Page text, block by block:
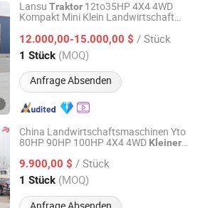
Lansu Traktor 12to35HP 4X4 4WD
Kompakt Mini Klein Landwirtschaft
Schmalrad Diesel CE Pto Frontlader
Landwirtschafts
12.000,00-15.000,00 $ / Stück
1 Stück (MOQ)
Anfrage Absenden
And Control Instrument Co.,
Seit 2021
China Landwirtschaftsmaschinen Yto
80HP 90HP 100HP 4X4 4WD Kleiner
niedrigem Preis zum Verkauf
9.900,00 $ / Stück
1 Stück (MOQ)
Machinery Manufacturing Co., Ltd.
Seit 2025